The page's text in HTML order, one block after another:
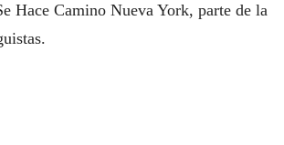
Hace Camino Nueva York, parte de la